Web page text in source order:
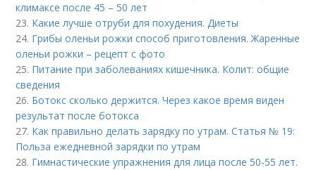
климаксе после 45 – 50 лет
23. Какие лучше отруби для похудения. Диеты
24. Грибы оленьи рожки способ приготовления. Жаренные
оленьи рожки – рецепт с фото
25. Питание при заболеваниях кишечника. Колит: общие
сведения
26. Ботокс сколько держится. Через какое время виден
результат после ботокса
27. Как правильно делать зарядку по утрам. Статья № 19:
Польза ежедневной зарядки по утрам
28. Гимнастические упражнения для лица после 50-55 лет.